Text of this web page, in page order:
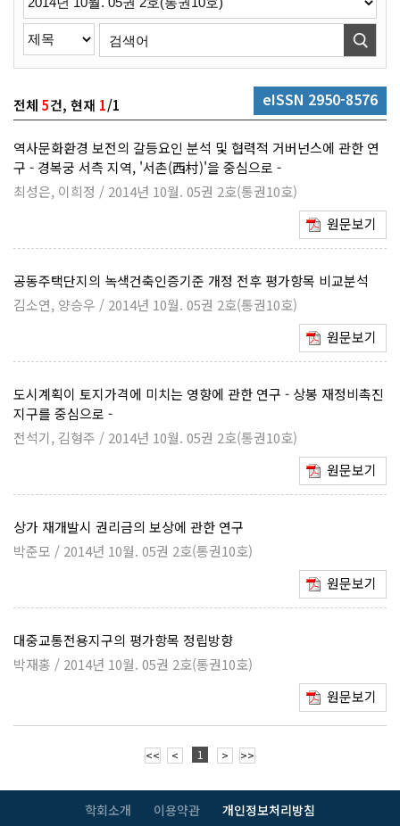
전체 5건, 현재 1/1 eISSN 2950-8576
역사문화환경 보전의 갈등요인 분석 및 협력적 거버넌스에 관한 연
구 - 경복궁 서측 지역, '서촌(西村)'을 중심으로 -
최성은, 이희정 / 2014년 10월. 05권 2호(통권10호)
원문보기
공동주택단지의 녹색건축인증기준 개정 전후 평가항목 비교분석
김소연, 양승우 / 2014년 10월. 05권 2호(통권10호)
원문보기
도시계획이 토지가격에 미치는 영향에 관한 연구 - 상봉 재정비촉진
지구를 중심으로 -
전석기, 김형주 / 2014년 10월. 05권 2호(통권10호)
원문보기
상가 재개발시 권리금의 보상에 관한 연구
박준모 / 2014년 10월. 05권 2호(통권10호)
원문보기
대중교통전용지구의 평가항목 정립방향
박재홍 / 2014년 10월. 05권 2호(통권10호)
원문보기
<< < 1 > >>
학회소개 이용약관 개인정보처리방침